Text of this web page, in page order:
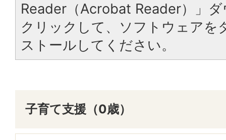
Reader（Acrobat Reader）」
クリックして、ソフトウェアを
ストールしてください。
子育て支援（0歳）